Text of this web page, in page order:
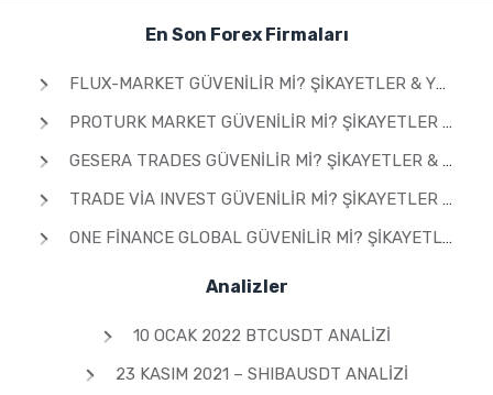
En Son Forex Firmaları
FLUX-MARKET GÜVENILIR MI? ŞIKAYETLER & YORUMLAR 2026
PROTURK MARKET GÜVENILIR MI? ŞIKAYETLER & YORUMLAR 2026
GESERA TRADES GÜVENILIR MI? ŞIKAYETLER & YORUMLAR 2026
TRADE VIA INVEST GÜVENILIR MI? ŞIKAYETLER & YORUMLAR 2026
ONE FINANCE GLOBAL GÜVENILIR MI? ŞIKAYETLER & YORUMLAR 2026
Analizler
10 OCAK 2022 BTCUSDT ANALIZI
23 KASIM 2021 – SHIBAUSDT ANALIZI